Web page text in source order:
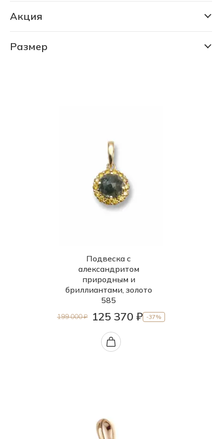
Акция
СКИДКА 30% (6185 шт)
Размер
Подвеска с
александритом
природным и
бриллиантами, золото
585
199 000 ₽ 125 370 ₽ -37%